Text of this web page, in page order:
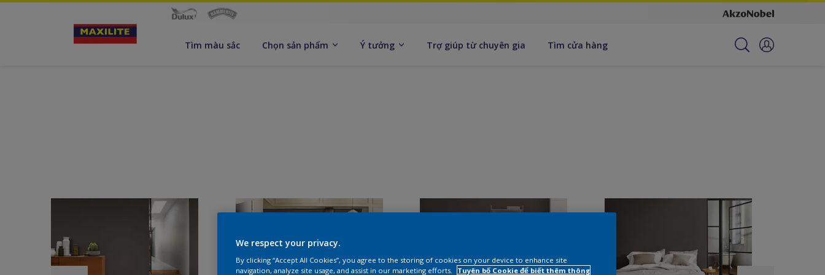
Tìm màu sắc Chọn sản phẩm Ý tưởng Trợ giúp từ chuyên gia Tìm cửa hàng
We respect your privacy.
By clicking “Accept All Cookies”, you agree to the storing of cookies on your device to enhance site
navigation, analyze site usage, and assist in our marketing efforts.
Tuyên bố Cookie để biết thêm thông